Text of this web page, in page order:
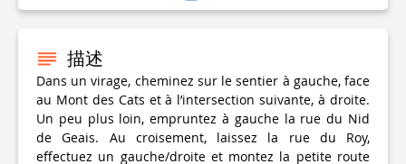
描述
Dans un virage, cheminez sur le sentier à gauche, face
au Mont des Cats et à l’intersection suivante, à droite.
Un peu plus loin, empruntez à gauche la rue du Nid
de Geais. Au croisement, laissez la rue du Roy,
effectuez un gauche/droite et montez la petite route